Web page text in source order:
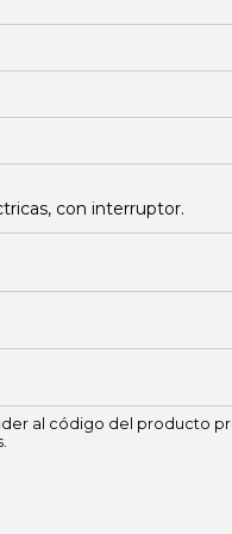
con interruptor.
al código del producto